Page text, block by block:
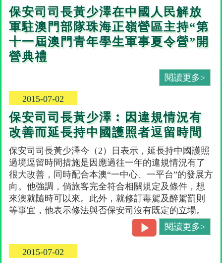
保安司司長黃少澤在中國人民解放
軍駐澳門部隊珠海正嶺營區主持“第
十一屆澳門青年學生軍事夏令營”開
營典禮
閱讀更多>
2015-07-02
保安司司長黃少澤︰因違規情況有
改善而延長持中國護照者逗留時間
保安司司長黃少澤今（2）日表示，延長持中國護照
過境逗留時間措施是因應過往一年的違規情況有了
很大改善，同時配合本澳“一中心、一平台”的發展方
向。他強調，倘旅客完全符合相關規定及條件，想
來澳就隨時可以來。此外，就修訂毒駕及醉駕罰則
等事宜，他表示修法與否保安司沒有既定的立場。
閱讀更多>
2015-07-02